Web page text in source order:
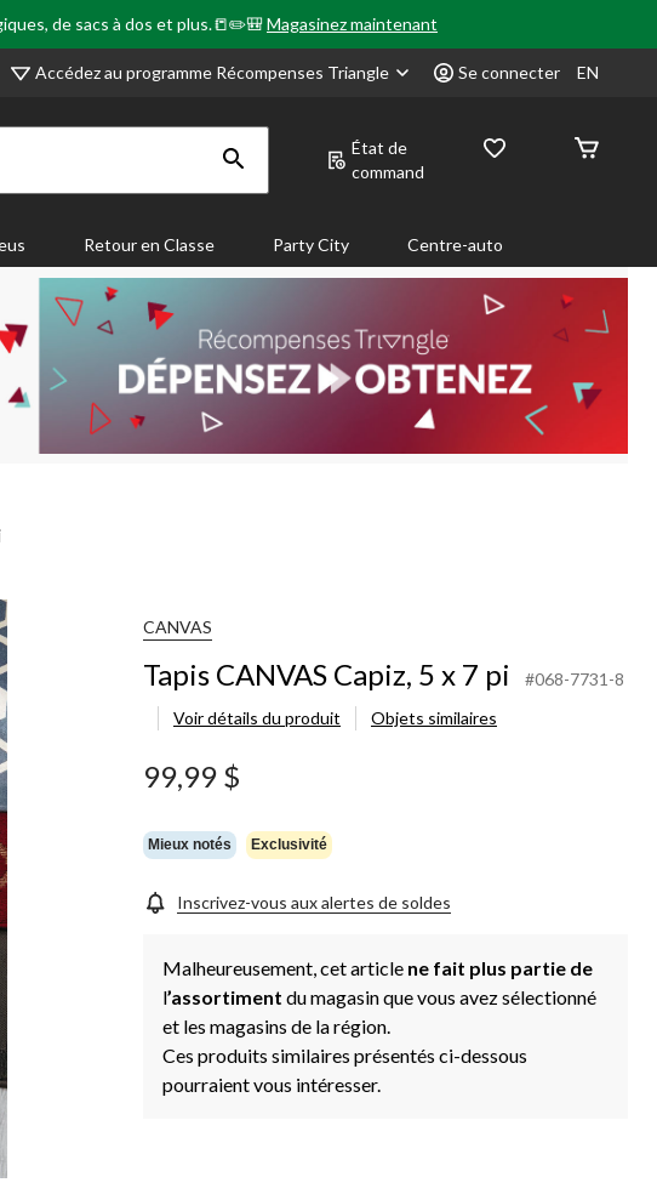
de sacs à dos et plus.📒✏️🎒Magasinez maintenant
Accédez au programme Récompenses Triangle Se connecter EN
État de
command
Retour en Classe Party City Centre-auto
CANVAS
Tapis CANVAS Capiz, 5 x 7 pi
#068-7731-8
Voir détails du produit
Objets similaires
99,99 $
Mieux notés Exclusivité
Inscrivez-vous aux alertes de soldes
Malheureusement, cet article ne fait plus partie de
l’assortiment du magasin que vous avez sélectionné
et les magasins de la région.
Ces produits similaires présentés ci-dessous
pourraient vous intéresser.